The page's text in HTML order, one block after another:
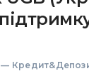
—